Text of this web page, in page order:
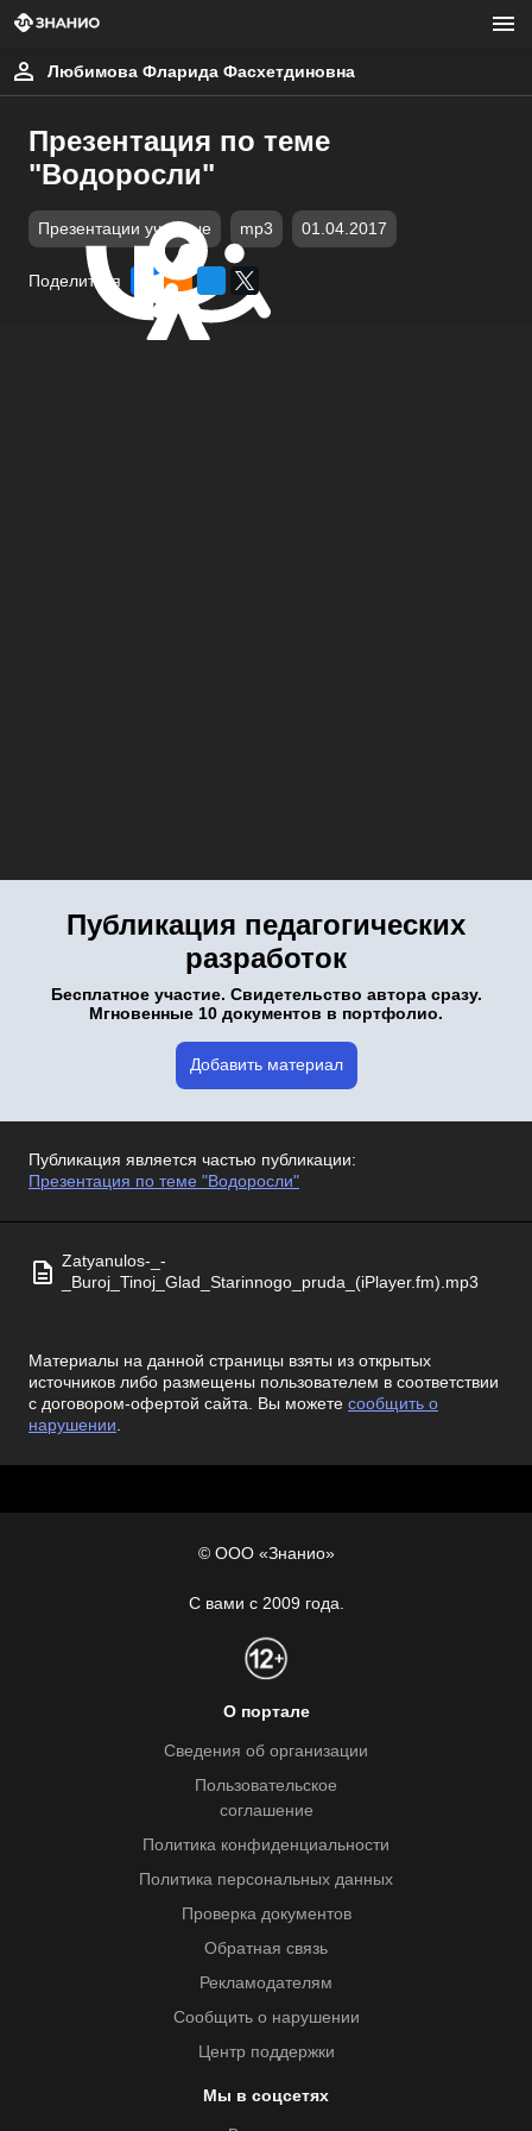
Любимова Фларида Фасхетдиновна
Презентация по теме
"Водоросли"
Презентации учебные mp3 01.04.2017
Поделиться
Публикация педагогических
разработок
Бесплатное участие. Свидетельство автора сразу.
Мгновенные 10 документов в портфолио.
Добавить материал
Публикация является частью публикации:
Презентация по теме "Водоросли"
Zatyanulos-_-
_Buroj_Tinoj_Glad_Starinnogo_pruda_(iPlayer.fm).mp3
Материалы на данной страницы взяты из открытых
источников либо размещены пользователем в соответствии
с договором-офертой сайта. Вы можете сообщить о
нарушении.
© ООО «Знанио»
С вами с 2009 года.
О портале
Сведения об организации
Пользовательское
соглашение
Политика конфиденциальности
Политика персональных данных
Проверка документов
Обратная связь
Рекламодателям
Сообщить о нарушении
Центр поддержки
Мы в соцсетях